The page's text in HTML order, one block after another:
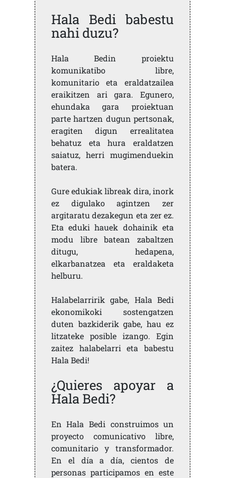
Hala Bedi babestu
nahi duzu?
Hala Bedin proiektu
komunikatibo libre,
komunitario eta eraldatzailea
eraikitzen ari gara. Egunero,
ehundaka gara proiektuan
parte hartzen dugun pertsonak,
eragiten digun errealitatea
behatuz eta hura eraldatzen
saiatuz, herri mugimenduekin
batera.
Gure edukiak libreak dira, inork
ez digulako agintzen zer
argitaratu dezakegun eta zer ez.
Eta eduki hauek dohainik eta
modu libre batean zabaltzen
ditugu, hedapena,
elkarbanatzea eta eraldaketa
helburu.
Halabelarririk gabe, Hala Bedi
ekonomikoki sostengatzen
duten bazkiderik gabe, hau ez
litzateke posible izango. Egin
zaitez halabelarri eta babestu
Hala Bedi!
¿Quieres apoyar a
Hala Bedi?
En Hala Bedi construimos un
proyecto comunicativo libre,
comunitario y transformador.
En el día a día, cientos de
personas participamos en este